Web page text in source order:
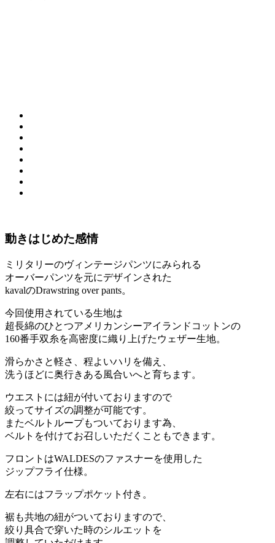
動きはじめた感情
ミリタリーのヴィンテージパンツにみられる
オーバーパンツを元にデザインされた
kavalのDrawstring over pants。
今回使用されている生地は
超長綿のひとつアメリカンシーアイランドコットンの
160番手双糸を高密度に織り上げたウェザー生地。
滑らかさと軽さ、程よいハリを備え、
洗うほどに奥行きある風合いへと育ちます。
ウエストには紐が付いておりますので
絞ってサイズの調整が可能です。
またベルトループもついております為、
ベルトを付けてお召しいただくこともできます。
フロントはWALDESのファスナーを使用した
ジップフライ仕様。
左右にはフラップポケット付き。
裾も共地の紐がついておりますので、
絞り具合で穿いた時のシルエットを